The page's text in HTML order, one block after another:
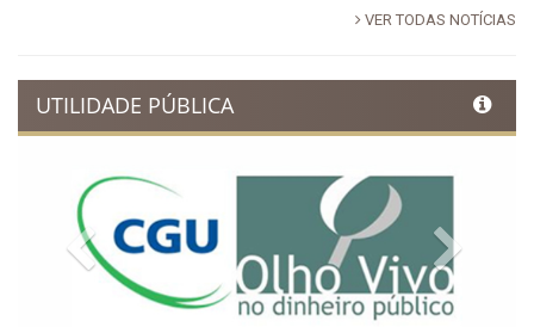
VER TODAS NOTÍCIAS
UTILIDADE PÚBLICA
Previous